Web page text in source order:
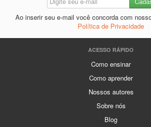
Ao inserir seu e-mail você concorda com
Política de Privacidade
ACESSO RÁPIDO
Como ensinar
Como aprender
Nossos autores
Sobre nós
Blog